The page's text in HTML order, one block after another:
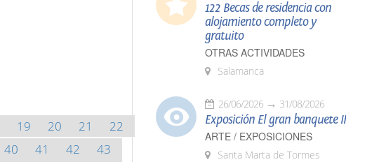
19 20 21
22
40 41 42
43
122 Becas de residencia con
alojamiento completo y
gratuito
OTRAS ACTIVIDADES
Salamanca
26/06/2026 31/08/2026
Exposición El gran banquete II
ARTE / EXPOSICIONES
Santa Marta de Tormes